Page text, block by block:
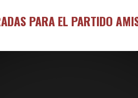
PARA EL PARTIDO